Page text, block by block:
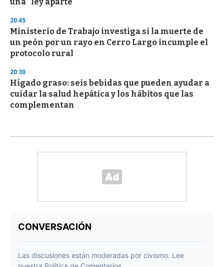
20:45
Ministerio de Trabajo investiga si la muerte de
un peón por un rayo en Cerro Largo incumple el
protocolo rural
20:30
Hígado graso: seis bebidas que pueden ayudar a
cuidar la salud hepática y los hábitos que las
complementan